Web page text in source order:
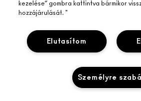
kezelése” gombra kattintva bármikor
hozzájárulását. "
Elutasítom
Személyre